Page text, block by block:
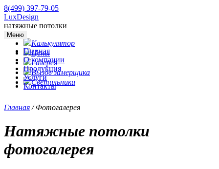
8(499) 397-79-05
LuxDesign
натяжные потолки
Меню
Главная
О компании
Продукция
Услуги
Контакты
Калькулятор
Цены
Галерея
Вызов замерщика
Светильники
Главная /Фотогалерея
Натяжные потолки
фотогалерея